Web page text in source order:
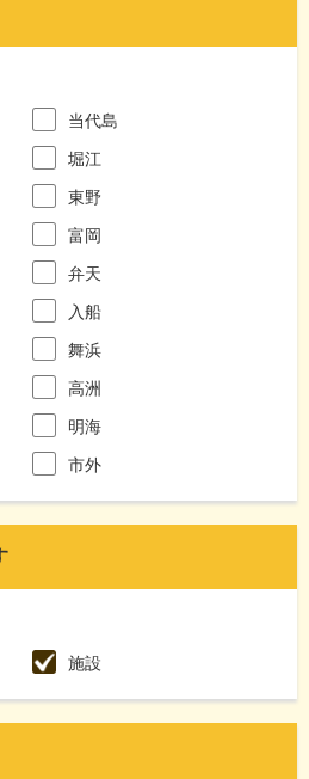
当代島
堀江
東野
富岡
弁天
入船
舞浜
高洲
明海
市外
施設